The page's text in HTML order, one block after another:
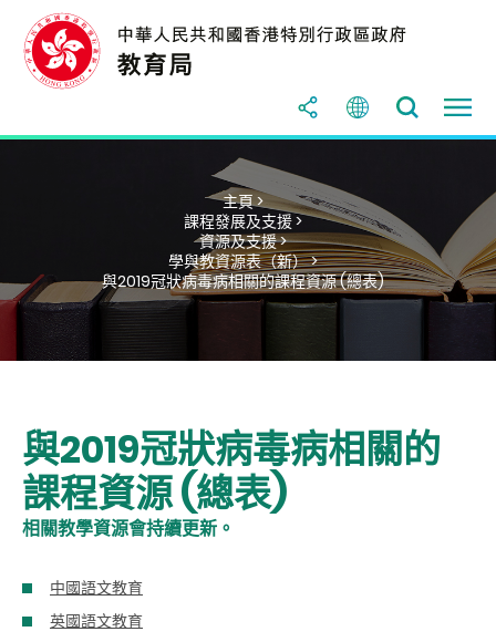
主頁 >
課程發展及支援 >
資源及支援 >
學與教資源表（新） >
與2019冠狀病毒病相關的課程資源 (總表)
與2019冠狀病毒病相關的
課程資源 (總表)
相關教學資源會持續更新。
中國語文教育
英國語文教育